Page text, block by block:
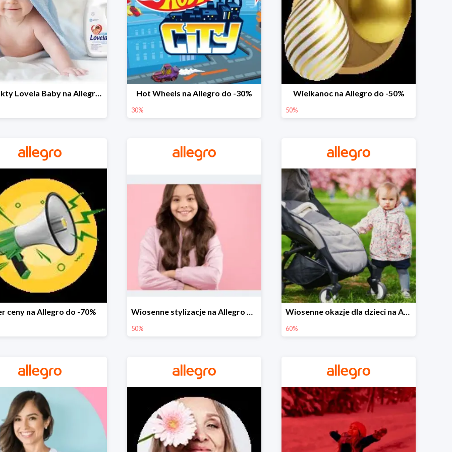
Produkty Lovela Baby na Allegro do -30% Hot Wheels na Allegro do -30%
30%
Wielkanoc na Allegro do -50%
50%
ceny na Allegro do -70% Wiosenne stylizacje na Allegro do -50%
50%
Wiosenne okazje dla dzieci na Allegro do -60%
60%